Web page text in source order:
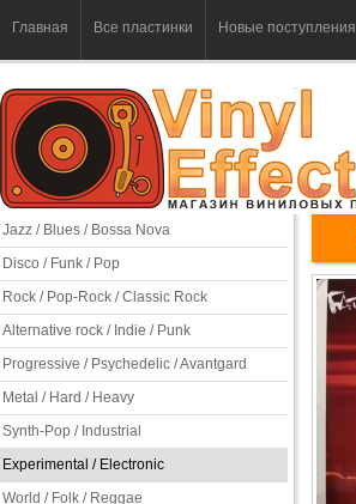
Главная Все пластинки Новые поступления
Jazz / Blues / Bossa Nova
Disco / Funk / Pop
Rock / Pop-Rock / Classic Rock
Alternative rock / Indie / Punk
Progressive / Psychedelic / Avantgard
Metal / Hard / Heavy
Synth-Pop / Industrial
Experimental / Electronic
World / Folk / Reggae